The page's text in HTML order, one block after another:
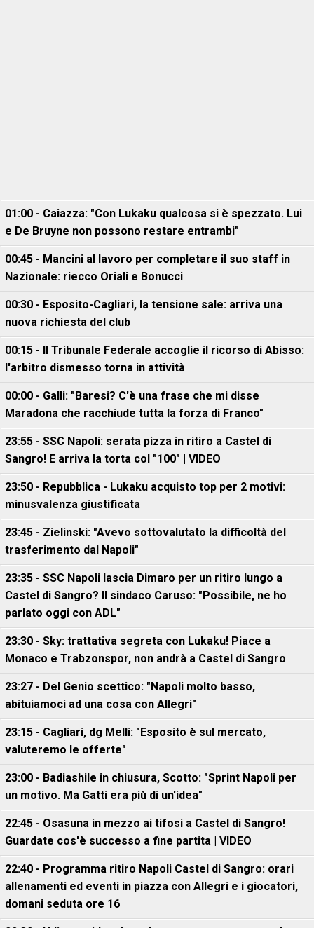
01:00 - Caiazza: "Con Lukaku qualcosa si è spezzato. Lui
e De Bruyne non possono restare entrambi"
00:45 - Mancini al lavoro per completare il suo staff in
Nazionale: riecco Oriali e Bonucci
00:30 - Esposito-Cagliari, la tensione sale: arriva una
nuova richiesta del club
00:15 - Il Tribunale Federale accoglie il ricorso di Abisso:
l'arbitro dismesso torna in attività
00:00 - Galli: "Baresi? C'è una frase che mi disse
Maradona che racchiude tutta la forza di Franco"
23:55 - SSC Napoli: serata pizza in ritiro a Castel di
Sangro! E arriva la torta col "100" | VIDEO
23:50 - Repubblica - Lukaku acquisto top per 2 motivi:
minusvalenza giustificata
23:45 - Zielinski: "Avevo sottovalutato la difficoltà del
trasferimento dal Napoli"
23:35 - SSC Napoli lascia Dimaro per un ritiro lungo a
Castel di Sangro? Il sindaco Caruso: "Possibile, ne ho
parlato oggi con ADL"
23:30 - Sky: trattativa segreta con Lukaku! Piace a
Monaco e Trabzonspor, non andrà a Castel di Sangro
23:27 - Del Genio scettico: "Napoli molto basso,
abituiamoci ad una cosa con Allegri"
23:15 - Cagliari, dg Melli: "Esposito è sul mercato,
valuteremo le offerte"
23:00 - Badiashile in chiusura, Scotto: "Sprint Napoli per
un motivo. Ma Gatti era più di un'idea"
22:45 - Osasuna in mezzo ai tifosi a Castel di Sangro!
Guardate cos'è successo a fine partita | VIDEO
22:40 - Programma ritiro Napoli Castel di Sangro: orari
allenamenti ed eventi in piazza con Allegri e i giocatori,
domani seduta ore 16